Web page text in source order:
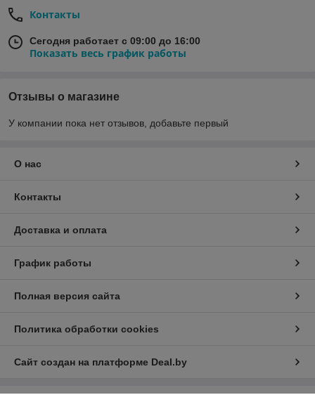
Контакты
Сегодня работает с 09:00 до 16:00
Показать весь график работы
Отзывы о магазине
У компании пока нет отзывов, добавьте первый
О нас
Контакты
Доставка и оплата
График работы
Полная версия сайта
Политика обработки cookies
Сайт создан на платформе Deal.by